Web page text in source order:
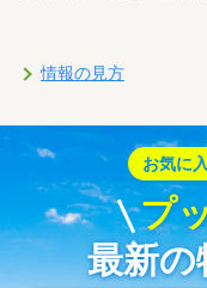
情報の見方
お気に
プ
最新の